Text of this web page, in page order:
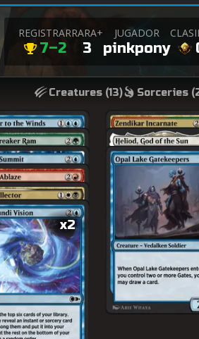
REGISTRAR
7–2
RARA+
3
JUGADOR
pinkpony
Creatures (13) Sorceries (
x2